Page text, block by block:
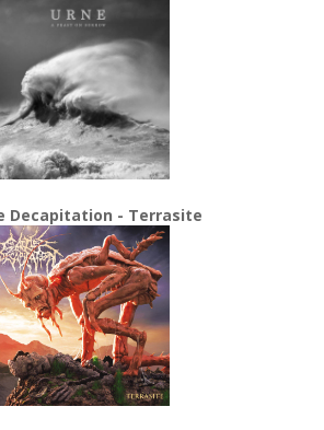
Decapitation - Terrasite